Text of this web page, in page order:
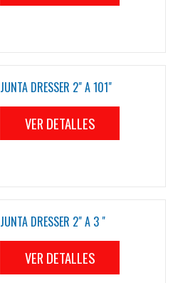
JUNTA DRESSER 2" A 101"
VER DETALLES
JUNTA DRESSER 2" A 3 "
VER DETALLES